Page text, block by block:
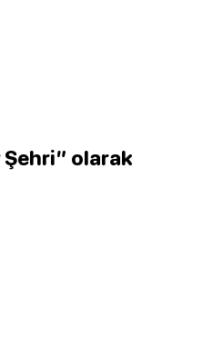
Şehri” olarak